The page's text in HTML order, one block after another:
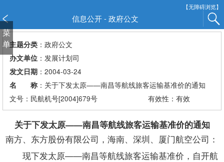
【无障碍浏览】
信息公开 - 政府公文
菜
单主题分类：政府公文
办文单位：发展计划司
发文日期：2004-03-24
名 称：关于下发太原——南昌等航线旅客运输基准价的通知
文号：民航机号[2004]679号
有效性：有效
关于下发太原——南昌等航线旅客运输基准价的通知
南方、东方股份有限公司，海南、深圳、厦门航空公司：
现下发太原——南昌等航线旅客运输基准价，自开航
窗
口
打
开
明
按